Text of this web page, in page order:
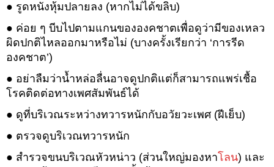
● รูดหนังหุ้มปลายลง (หากไม่ได้ขลิบ)
● ค่อย ๆ บีบไปตามแกนขององคชาตเพื่อดูว่ามีของเหลว
ผิดปกติไหลออกมาหรือไม่ (บางครั้งเรียกว่า ‘การรีด
องคชาต’)
● อย่าลืมว่าน้ำหล่อลื่นอาจดูปกติแต่ก็สามารถแพร่เชื้อ
โรคติดต่อทางเพศสัมพันธ์ได้
● ดูที่บริเวณระหว่างทวารหนักกับอวัยวะเพศ (ฝีเย็บ)
● ตรวจดูบริเวณทวารหนัก
● สำรวจขนบริเวณหัวหน่าว (ส่วนใหญ่มองหาโลน) และ